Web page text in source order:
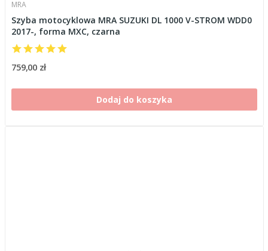
MRA
Szyba motocyklowa MRA SUZUKI DL 1000 V-STROM WDD0
2017-, forma MXC, czarna
759,00 zł
Dodaj do koszyka